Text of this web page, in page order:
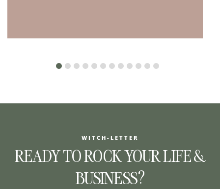
WITCH-LETTER
READY TO ROCK YOUR LIFE &
BUSINESS?